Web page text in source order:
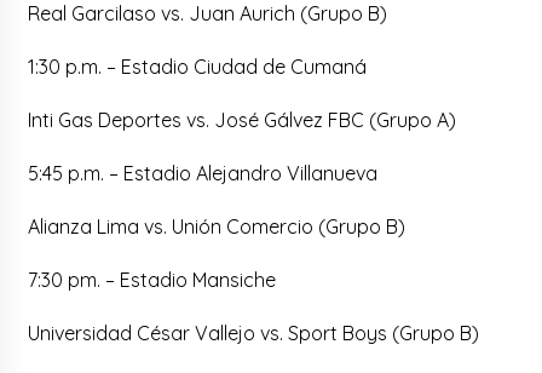
Real Garcilaso vs. Juan Aurich (Grupo B)
1:30 p.m. – Estadio Ciudad de Cumaná
Inti Gas Deportes vs. José Gálvez FBC (Grupo A)
5:45 p.m. – Estadio Alejandro Villanueva
Alianza Lima vs. Unión Comercio (Grupo B)
7:30 pm. – Estadio Mansiche
Universidad César Vallejo vs. Sport Boys (Grupo B)